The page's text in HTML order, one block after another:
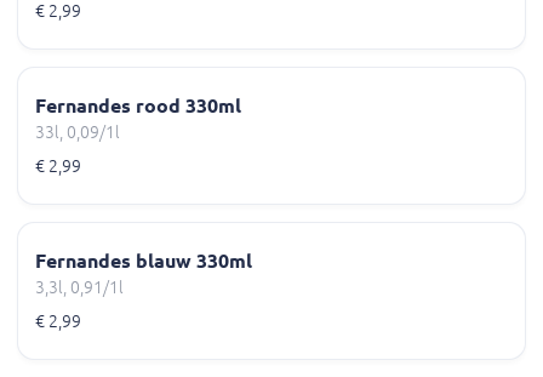
€ 2,99
Fernandes rood 330ml
33l, 0,09/1l
€ 2,99
Fernandes blauw 330ml
3,3l, 0,91/1l
€ 2,99